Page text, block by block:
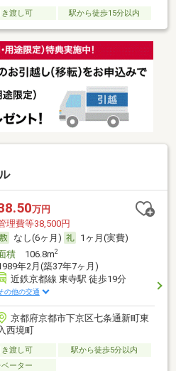
き渡し可 駅から徒歩15分以内
万円
理費等38,500円
なし(6ヶ月)
1ヶ月(実費)
積106.8m2
年2月(築37年7ヶ月)
近鉄京都線 東寺駅 徒歩19分
の他の交通
京都府京都市下京区七条通新町東
入西境町
き渡し可
駅から徒歩5分以内
ーター